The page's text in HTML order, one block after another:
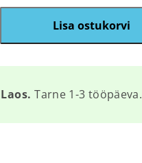
Lisa ostukorvi
Laos. Tarne 1-3 tööpäeva.